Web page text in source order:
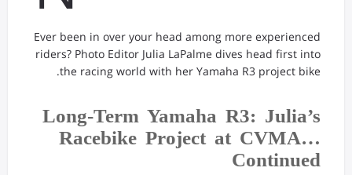
Ever been in over your head among more experienced
riders? Photo Editor Julia LaPalme dives head first into
the racing world with her Yamaha R3 project bike.
Long-Term Yamaha R3: Julia’s
Racebike Project at CVMA…
Continued